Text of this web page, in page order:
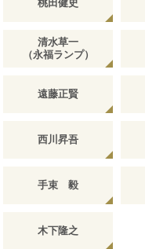
桃田健史
清水草一
（永福ランプ）
遠藤正賢
西川昇吾
手束 毅
木下隆之